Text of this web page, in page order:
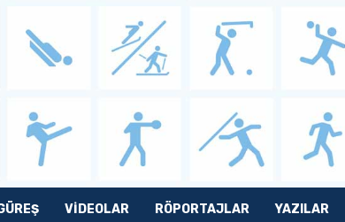
VIDEOLAR RÖPORTAJLAR YAZILAR